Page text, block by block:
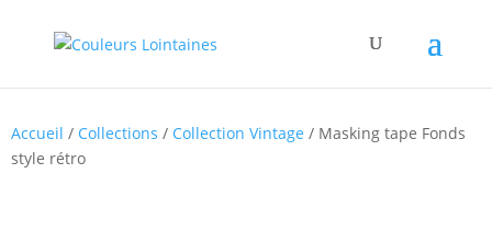
Accueil / Collections / Collection Vintage / Masking tape Fonds
style rétro